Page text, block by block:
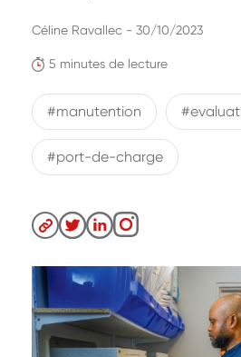
5 minutes de lecture
Céline Ravallec - 30/10/2023
#manutention
#port-de-charge